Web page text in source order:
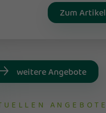
Zum Artikel
weitere Angebote
ANGEBOTE